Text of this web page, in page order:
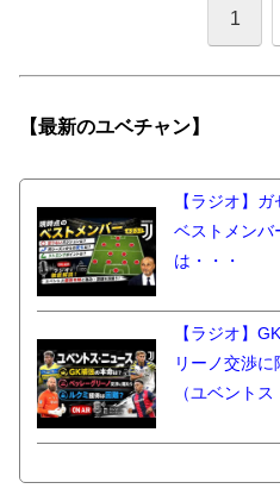
1
【最新のユベチャン】
【ラジオ】
ベストメンバ
は・・・
【ラジオ】
リーノ交渉
（ユベントス